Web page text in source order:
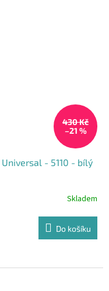
430 Kč
–21 %
- 5110 - bílý
Skladem
Do košíku